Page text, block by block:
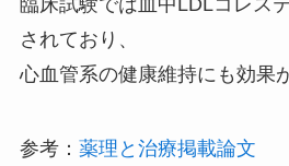
臨床試験では血中LDLコレス
されており、
心血管系の健康維持にも効果
参考： 薬理と治療掲載論文